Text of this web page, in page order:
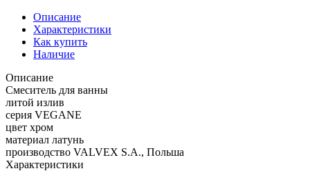
Описание
Характеристики
Как купить
Наличие
Описание
Смеситель для ванны
литой излив
серия VEGANE
цвет хром
материал латунь
производство VALVEX S.A., Польша
Характеристики